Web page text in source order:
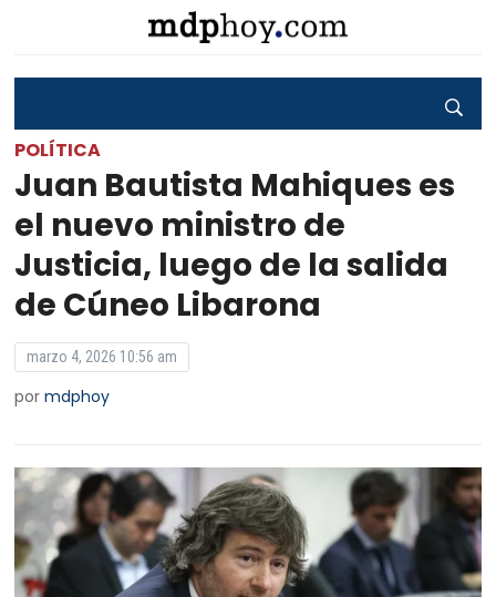
POLÍTICA
Juan Bautista Mahiques es
el nuevo ministro de
Justicia, luego de la salida
de Cúneo Libarona
marzo 4, 2026 10:56 am
pormdphoy